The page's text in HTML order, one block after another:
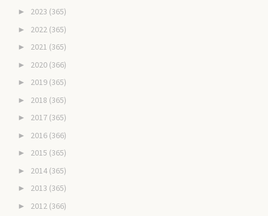
► 2023 (365)
► 2022 (365)
► 2021 (365)
► 2020 (366)
► 2019 (365)
► 2018 (365)
► 2017 (365)
► 2016 (366)
► 2015 (365)
► 2014 (365)
► 2013 (365)
► 2012 (366)